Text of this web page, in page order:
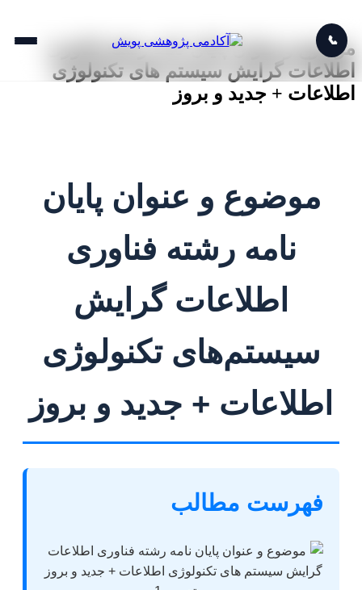
📞
موضوع و عنوان پایان نامه رشته فناوری
اطلاعات گرایش سیستم های تکنولوژی
اطلاعات + جدید و بروز
موضوع و عنوان پایان
نامه رشته فناوری
اطلاعات گرایش
سیستم‌های تکنولوژی
اطلاعات + جدید و بروز
فهرست مطالب